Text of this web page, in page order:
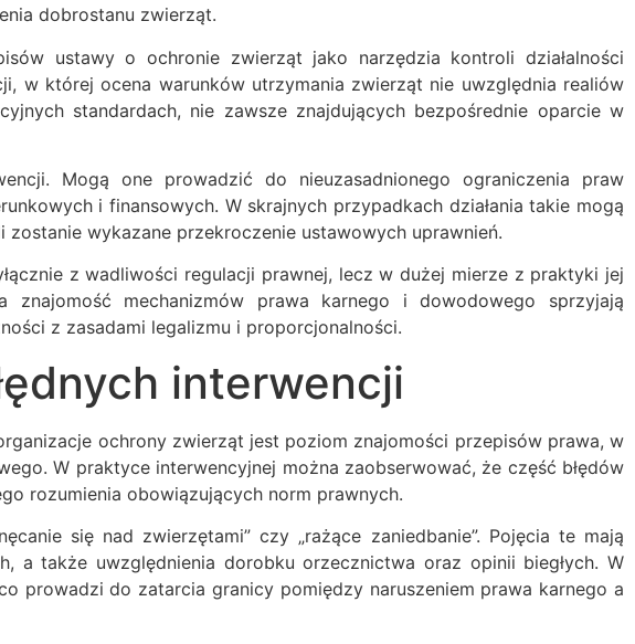
dobrostanu zwierząt.
ustawy o ochronie zwierząt jako narzędzia kontroli działalności
w której ocena warunków utrzymania zwierząt nie uwzględnia realiów
standardach, nie zawsze znajdujących bezpośrednie oparcie w
Mogą one prowadzić do nieuzasadnionego ograniczenia praw
i finansowych. W skrajnych przypadkach działania takie mogą
wykazane przekroczenie ustawowych uprawnień.
z wadliwości regulacji prawnej, lecz w dużej mierze z praktyki jej
znajomość mechanizmów prawa karnego i dowodowego sprzyjają
z zasadami legalizmu i proporcjonalności.
interwencji
ochrony zwierząt jest poziom znajomości przepisów prawa, w
W praktyce interwencyjnej można zaobserwować, że część błędów
rozumienia obowiązujących norm prawnych.
się nad zwierzętami” czy „rażące zaniedbanie”. Pojęcia te mają
a także uwzględnienia dorobku orzecznictwa oraz opinii biegłych. W
prowadzi do zatarcia granicy pomiędzy naruszeniem prawa karnego a